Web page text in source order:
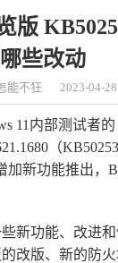
版
哪些改动
能不狂 2023-04-
11内部测试者
（
加新功能推出，
新功能、改进和
改版、新的防